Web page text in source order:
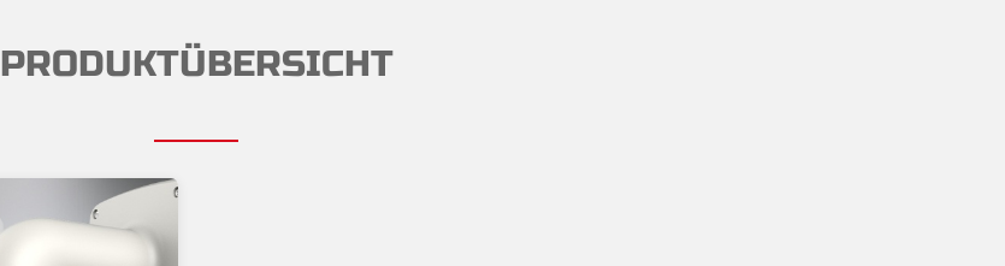
PRODUKTÜBERSICHT